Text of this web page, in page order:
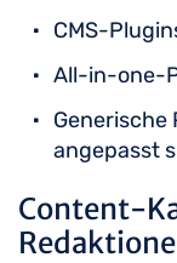
CMS-
All-in-one-
Generische
angepasst
Content-